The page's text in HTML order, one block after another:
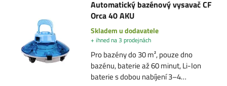
Automatický bazénový vysavač CF
Orca 40 AKU
Skladem u dodavatele
+ ihned na 3 prodejnách
Pro bazény do 30 m², pouze dno
bazénu, baterie až 60 minut, Li-Ion
baterie s dobou nabíjení 3–4…